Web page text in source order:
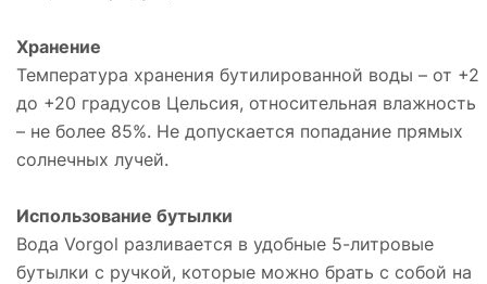
Хранение
Температура хранения бутилированной воды – от +2
до +20 градусов Цельсия, относительная влажность
– не более 85%. Не допускается попадание прямых
солнечных лучей.
Использование бутылки
Вода Vorgol разливается в удобные 5-литровые
бутылки с ручкой, которые можно брать с собой на